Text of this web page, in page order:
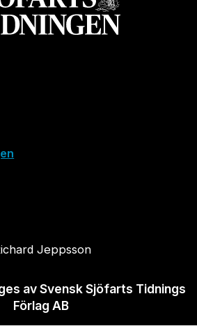
Jeppsson
av Svensk Sjöfarts Tidnings
Förlag AB